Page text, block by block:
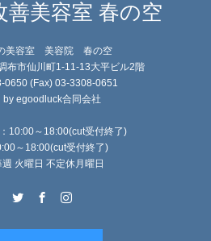
善美容室 春の空
美容室 美容院 春の空
市仙川町1-11-13大平ビル2階
0650 (Fax) 03-3308-0651
by egoodluck合同会社
10:00～18:00(cut受付終了)
～18:00(cut受付終了)
週 火曜日 不定休月曜日